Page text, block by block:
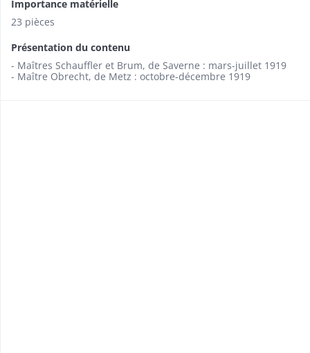
Importance matérielle
23 pièces
Présentation du contenu
- Maîtres Schauffler et Brum, de Saverne : mars-juillet 1919
- Maître Obrecht, de Metz : octobre-décembre 1919